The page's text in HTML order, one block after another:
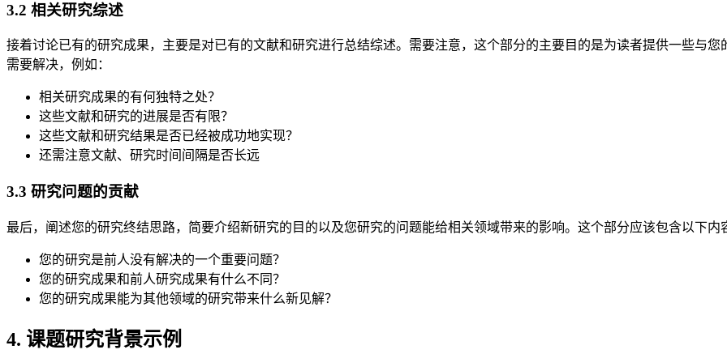
3.2 相关研究综述
接着讨论已有的研究成果，主要是对已有的文献和研究进行总结综述。需要注意，这个部分的主要目的是为读者提供一些与
需要解决，例如：
相关研究成果的有何独特之处？
这些文献和研究的进展是否有限？
这些文献和研究结果是否已经被成功地实现？
还需注意文献、研究时间间隔是否长远
3.3 研究问题的贡献
最后，阐述您的研究终结思路，简要介绍新研究的目的以及您研究的问题能给相关领域带来的影响。这个部分应该包含以下内
您的研究是前人没有解决的一个重要问题？
您的研究成果和前人研究成果有什么不同？
您的研究成果能为其他领域的研究带来什么新见解？
4. 课题研究背景示例